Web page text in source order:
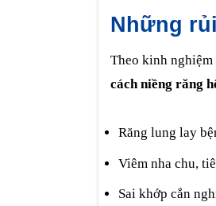
Những
Theo kinh
cách niềng răng
Răng lung lay
Viêm nha chu,
Sai khớp cắn